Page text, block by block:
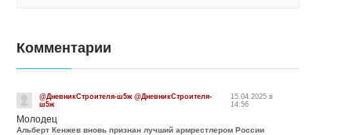
Комментарии
@ДневникСтроителя-ш5ж @ДневникСтроителя-
ш5ж
15.04.2025 в
14:56
Молодец
Альберт Кенжев вновь признан лучший армрестлером России